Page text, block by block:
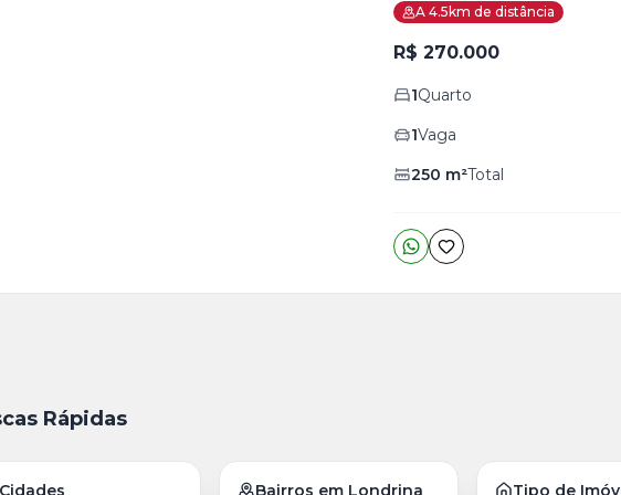
A 4.5km de distância
R$ 270.000
1Quarto
1Vaga
250 m²Total
Rápidas
Bairros em Londrina Tipo de